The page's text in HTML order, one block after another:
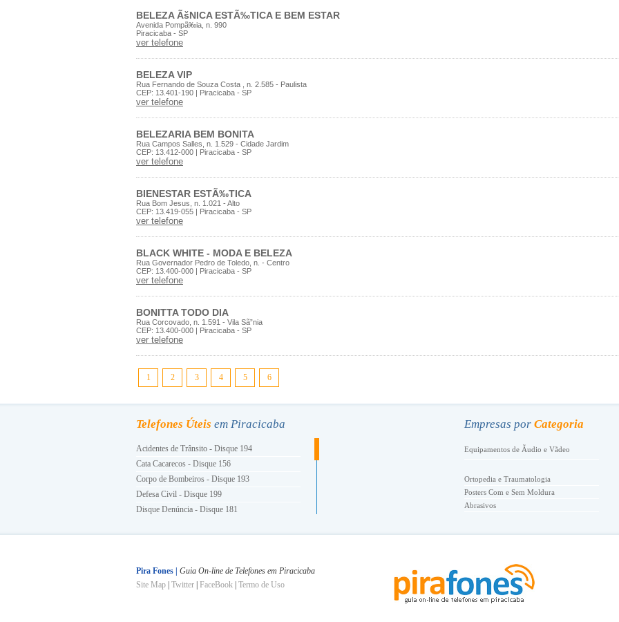
BELEZA ÃšNICA ESTÃ‰TICA E BEM ESTAR
Avenida Pompã‰ia, n. 990
Piracicaba - SP
ver telefone
BELEZA VIP
Rua Fernando de Souza Costa , n. 2.585 - Paulista
CEP: 13.401-190 | Piracicaba - SP
ver telefone
BELEZARIA BEM BONITA
Rua Campos Salles, n. 1.529 - Cidade Jardim
CEP: 13.412-000 | Piracicaba - SP
ver telefone
BIENESTAR ESTÃ‰TICA
Rua Bom Jesus, n. 1.021 - Alto
CEP: 13.419-055 | Piracicaba - SP
ver telefone
BLACK WHITE - MODA E BELEZA
Rua Governador Pedro de Toledo, n. - Centro
CEP: 13.400-000 | Piracicaba - SP
ver telefone
BONITTA TODO DIA
Rua Corcovado, n. 1.591 - Vila Sã”nia
CEP: 13.400-000 | Piracicaba - SP
ver telefone
1 2 3 4 5 6
Empresas por Categoria
Equipamentos de Ãudio e Vãdeo
Ortopedia e Traumatologia
Posters Com e Sem Moldura
Abrasivos
Acessã“rios de Conforto
Acessã“rios Femininos
Acessorios Para Telefonia
Telefones Úteis em Piracicaba
Acidentes de Trânsito - Disque 194
Cata Cacarecos - Disque 156
Corpo de Bombeiros - Disque 193
Defesa Civil - Disque 199
Disque Denúncia - Disque 181
INSS - Disque 0800 780191
Ligue Luz - Disque 0800 101010
Pira Fones | Guia On-line de Telefones em Piracicaba
Site Map Twitter FaceBook Termo de Uso